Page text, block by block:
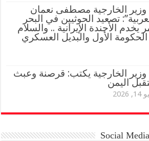
وزير الخارجية مصطفى نعمان
تصعيد الحوثيين في البحر
يخدم الأجندة الإيرانية .. والسلام
الحكومة الأول والبديل العسكري
وزير الخارجية يكتب: قرصنة وعبث
اليمن
2026